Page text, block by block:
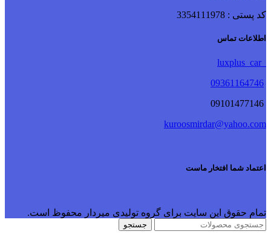
کد پستی : 3354111978
اطلاعات تماس
09361164746
kuroosmirdar@yahoo.com
اعتماد شما افتخار ماست
تمام حقوق این سایت برای گروه تولیدی میردار محفوظ است.
جستجو